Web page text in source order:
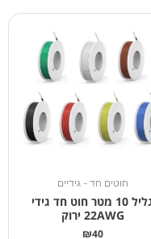
חוטים חד - גידיים
גליל 10 מטר חוט חד גידי
22AWG ירוק
₪40